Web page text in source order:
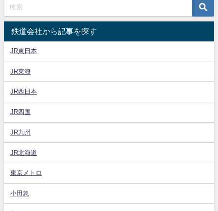
鉄道会社から記事を探す
JR東日本
JR東海
JR西日本
JR四国
JR九州
JR北海道
東京メトロ
小田急